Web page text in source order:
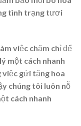
tình trạng tươi
việc chăm chỉ để
một cách nhanh
việc gửi tặng hoa
chúng tôi luôn nỗ
cách nhanh